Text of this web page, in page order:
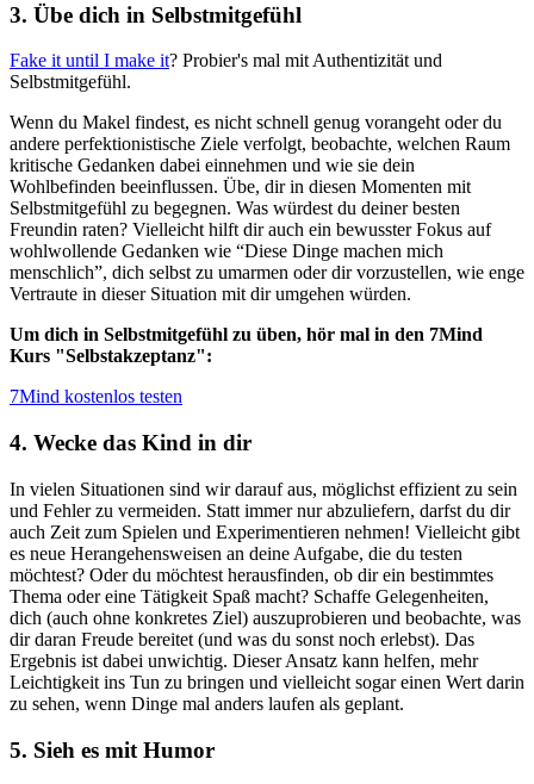
3. Übe dich in Selbstmitgefühl
Fake it until I make it? Probier's mal mit Authentizität und
Selbstmitgefühl.
Wenn du Makel findest, es nicht schnell genug vorangeht oder du
andere perfektionistische Ziele verfolgt, beobachte, welchen Raum
kritische Gedanken dabei einnehmen und wie sie dein
Wohlbefinden beeinflussen. Übe, dir in diesen Momenten mit
Selbstmitgefühl zu begegnen. Was würdest du deiner besten
Freundin raten? Vielleicht hilft dir auch ein bewusster Fokus auf
wohlwollende Gedanken wie “Diese Dinge machen mich
menschlich”, dich selbst zu umarmen oder dir vorzustellen, wie enge
Vertraute in dieser Situation mit dir umgehen würden.
Um dich in Selbstmitgefühl zu üben, hör mal in den 7Mind
Kurs "Selbstakzeptanz":
7Mind kostenlos testen
4. Wecke das Kind in dir
In vielen Situationen sind wir darauf aus, möglichst effizient zu sein
und Fehler zu vermeiden. Statt immer nur abzuliefern, darfst du dir
auch Zeit zum Spielen und Experimentieren nehmen! Vielleicht gibt
es neue Herangehensweisen an deine Aufgabe, die du testen
möchtest? Oder du möchtest herausfinden, ob dir ein bestimmtes
Thema oder eine Tätigkeit Spaß macht? Schaffe Gelegenheiten,
dich (auch ohne konkretes Ziel) auszuprobieren und beobachte, was
dir daran Freude bereitet (und was du sonst noch erlebst). Das
Ergebnis ist dabei unwichtig. Dieser Ansatz kann helfen, mehr
Leichtigkeit ins Tun zu bringen und vielleicht sogar einen Wert darin
zu sehen, wenn Dinge mal anders laufen als geplant.
5. Sieh es mit Humor